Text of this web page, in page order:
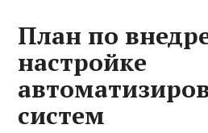
План по
настройке
систем